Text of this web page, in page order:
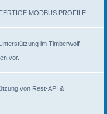
MODBUS PROFILE
im Timberwolf
vor.
von Rest-API &